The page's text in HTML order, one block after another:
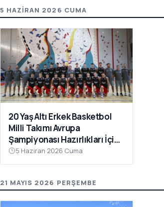
5 HAZIRAN 2026 CUMA
20 Yaş Altı Erkek Basketbol
Milli Takımı Avrupa
Şampiyonası Hazırlıkları İçin
Çanakkale’de Kampa Girdi
5 Haziran 2026 Cuma
21 MAYIS 2026 PERŞEMBE